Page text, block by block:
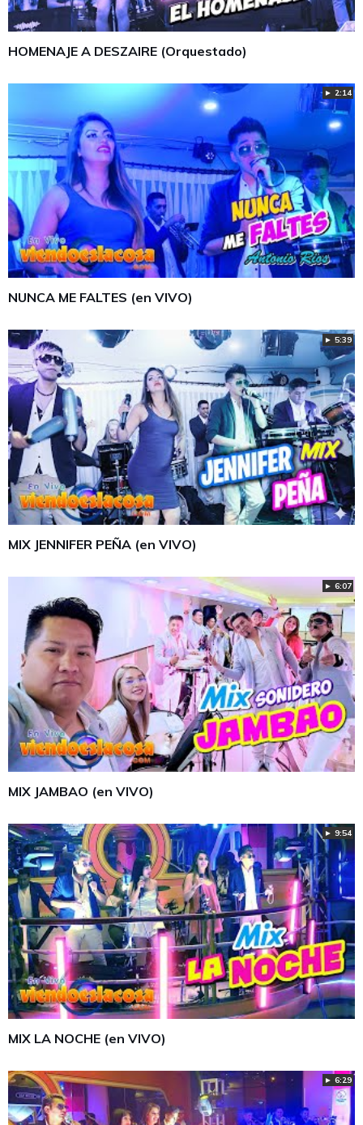
HOMENAJE A DESZAIRE (Orquestado)
► 2:14
NUNCA ME FALTES (en VIVO)
► 5:39
MIX JENNIFER PEÑA (en VIVO)
► 6:07
MIX JAMBAO (en VIVO)
► 9:54
MIX LA NOCHE (en VIVO)
► 6:29